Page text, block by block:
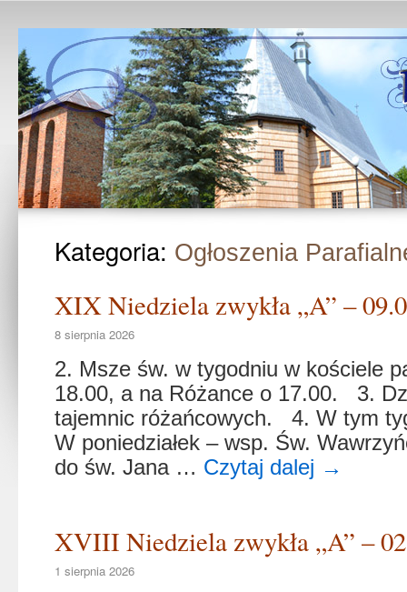
Kategoria: Ogłoszenia
XIX Niedziela zwykła „A” –
8 sierpnia 2026
2. Msze św. w tygodniu w kościele
18.00, a na Różance o 17.00. 3.
tajemnic różańcowych. 4. W tym
W poniedziałek – wsp. Św.
do św. Jana … Czytaj dalej →
XVIII Niedziela zwykła „A” –
1 sierpnia 2026